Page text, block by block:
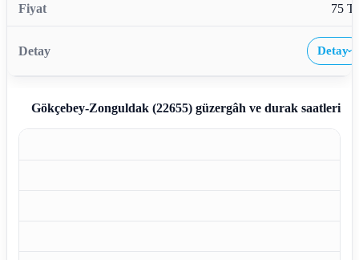
75
Detay›
Gökçebey-Zonguldak (22655)güzergâh ve durak saatleri